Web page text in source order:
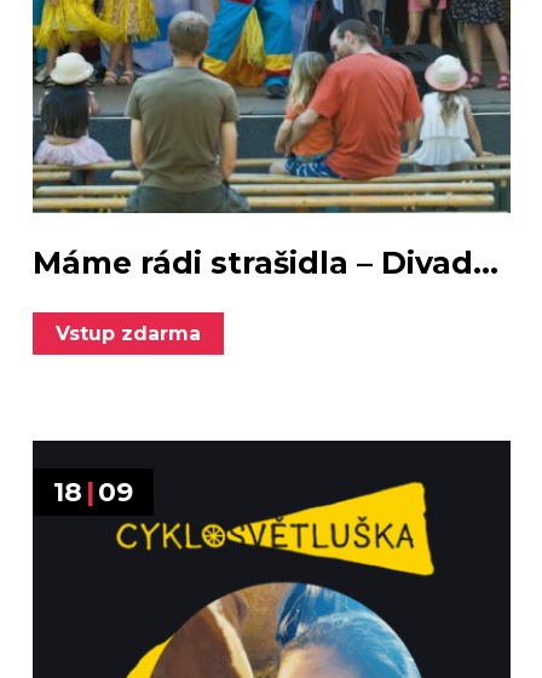
Máme rádi strašidla – Divad...
Vstup zdarma
18 |09